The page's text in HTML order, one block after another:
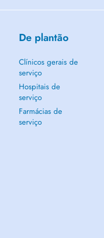
De plantão
Clínicos gerais de
serviço
Hospitais de
serviço
Farmácias de
serviço